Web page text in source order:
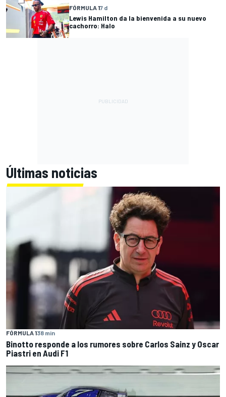
FÓRMULA 17 d
Lewis Hamilton da la bienvenida a su nuevo
cachorro: Halo
Últimas noticias
FÓRMULA 138 min
Binotto responde a los rumores sobre Carlos Sainz y Oscar
Piastri en Audi F1